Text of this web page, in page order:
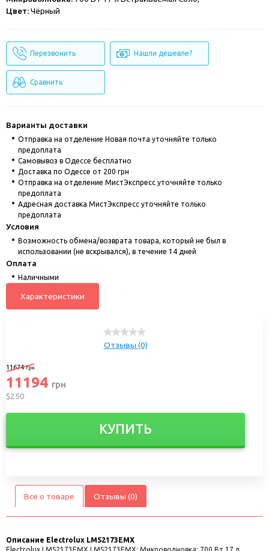
Цвет:Чёрный
Перезвонить Нашли дешевле?
Сравнить
Варианты доставки
Отправка на отделение Новая почта уточняйте только
предоплата
Cамовывоз в Одессе бесплатно
Доставка по Одессе от 200 грн
Отправка на отделение МистЭкспресс уточняйте только
предоплата
Адресная доставка МистЭкспресс уточняйте только
предоплата
Условия
Возможность обмена/возврата товара, который не был в
использовании (не вскрывался), в течение 14 дней
Оплата
Наличными
Характеристики
Отзывы (0)
11674грн
11194 грн
$250
КУПИТЬ
Все о товаре Отзывы (0)
Описание Electrolux LMS2173EMX
Electrolux LMS2173EMX LMS2173EMX; Микроволновка: 700 Вт 17 л